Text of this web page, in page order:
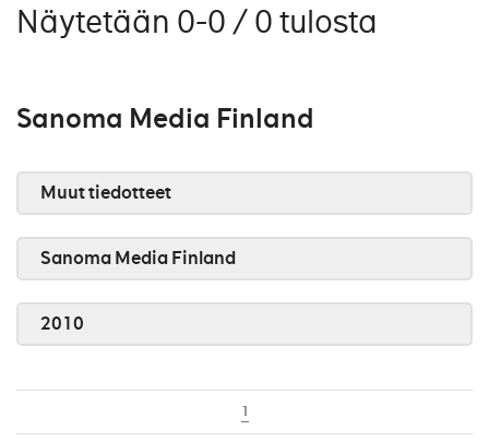
Näytetään 0-0 / 0 tulosta
Sanoma Media Finland
Muut tiedotteet
Sanoma Media Finland
2010
1